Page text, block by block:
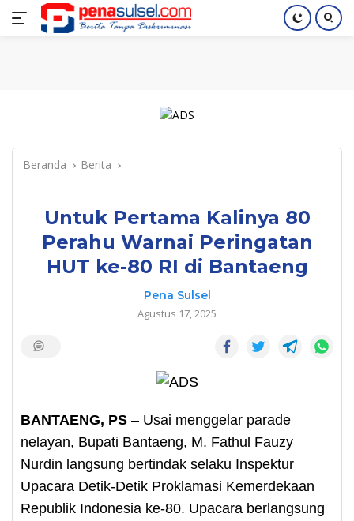
Langsung
Home Nasional Pendidikan Index
Beranda Berita
Untuk Pertama Kalinya 80
Perahu Warnai Peringatan
HUT ke-80 RI di Bantaeng
Pena Sulsel
Agustus 17, 2025
BANTAENG, PS – Usai menggelar parade
nelayan, Bupati Bantaeng, M. Fathul Fauzy
Nurdin langsung bertindak selaku Inspektur
Upacara Detik-Detik Proklamasi Kemerdekaan
Republik Indonesia ke-80. Upacara berlangsung